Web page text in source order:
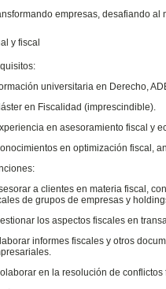
empresas, desafiando al
y fiscal
universitaria en Derecho,
en Fiscalidad (imprescindible).
en asesoramiento fiscal y
en optimización fiscal,
a clientes en materia fiscal,
de grupos de empresas y
los aspectos fiscales en
informes fiscales y otros
en la resolución de